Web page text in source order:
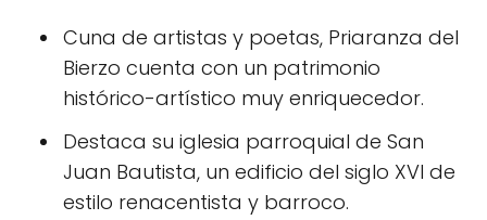
Cuna de artistas y poetas, Priaranza del
Bierzo cuenta con un patrimonio
histórico-artístico muy enriquecedor.
Destaca su iglesia parroquial de San
Juan Bautista, un edificio del siglo XVI de
estilo renacentista y barroco.